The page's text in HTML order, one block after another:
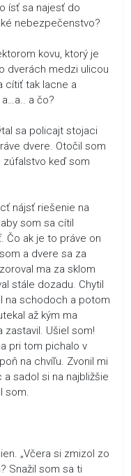
ísť sa najesť do
nebezpečenstvo?
kovu, ktorý je
dverách medzi ulicou
cítiť tak lacne a
a čo?
sa policajt stojaci
dvere. Otočil som
zúfalstvo keď som
nájsť riešenie na
som sa cítil
Čo ak je to práve on
a dvere sa za
ma za sklom
stále dozadu. Chytil
na schodoch a potom
až kým ma
zastavil. Ušiel som!
pri tom pichalo v
na chvíľu. Zvonil mi
sadol si na najbližšie
som.
„Včera si zmizol zo
Snažil som sa ti